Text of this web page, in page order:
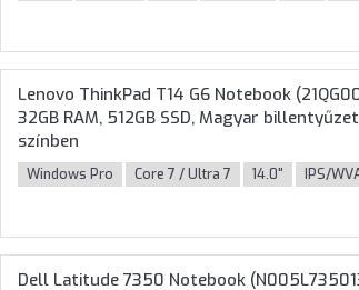
Lenovo ThinkPad T14 G6 Notebook
32GB RAM, 512GB SSD, Magyar
színben
Windows Pro Core 7 / Ultra 7 14.0" IPS/
Dell Latitude 7350 Notebook